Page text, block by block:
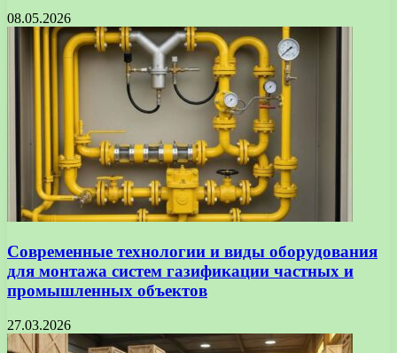
08.05.2026
Современные технологии и виды оборудования
для монтажа систем газификации частных и
промышленных объектов
27.03.2026